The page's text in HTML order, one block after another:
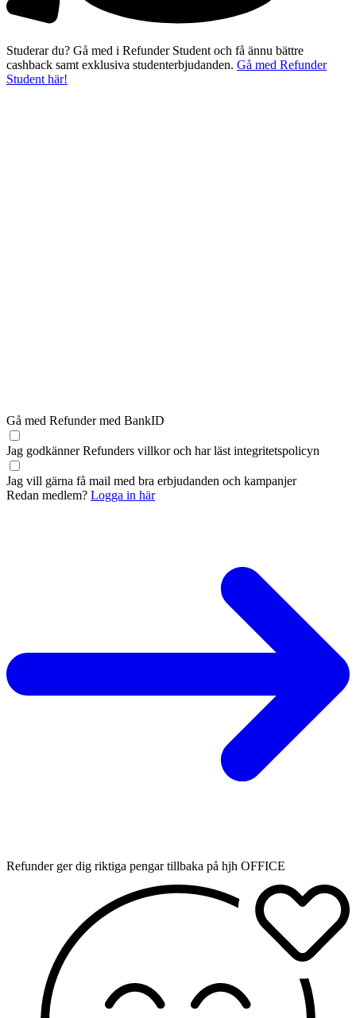
Studerar du? Gå med i Refunder Student och få ännu bättre
cashback samt exklusiva studenterbjudanden. Gå med Refunder
Student här!
Gå med Refunder med BankID
Jag godkänner Refunders villkoroch har läst integritetspolicyn
Jag vill gärna få mail med bra erbjudanden och kampanjer
Redan medlem? Logga in här
Refunder ger dig riktiga pengar tillbaka på hjh OFFICE